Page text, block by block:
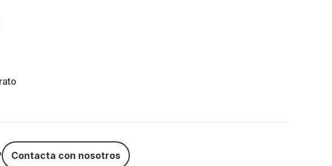
Contacta con nosotros